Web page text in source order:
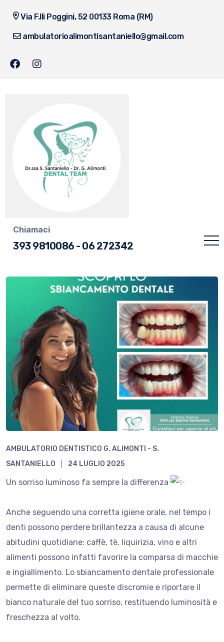
Via F.lli Poggini, 52 00133 Roma (RM)
ambulatorioalimontisantaniello@gmail.com
Chiamaci
393 9810086 - 06 272342
AMBULATORIO DENTISTICO G. ALIMONTI - S.
SANTANIELLO
24 LUGLIO 2025
Un sorriso luminoso fa sempre la differenza
Anche seguendo una corretta igiene orale, nel tempo i
denti possono perdere brillantezza a causa di alcune
abitudini quotidiane: caffè, tè, liquirizia, vino e altri
alimenti possono infatti favorire la comparsa di macchie
e ingiallimento. Lo sbiancamento dentale professionale
permette di eliminare queste discromie e riportare il
bianco naturale del tuo sorriso, restituendo luminosità e
freschezza al volto.